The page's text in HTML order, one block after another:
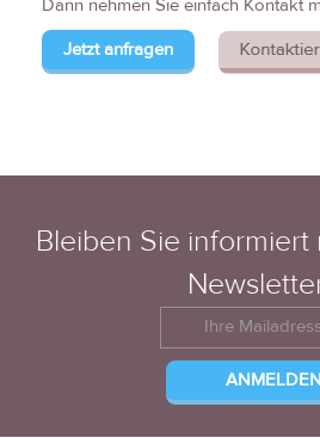
Dann nehmen Sie einfach Kontakt
Jetzt anfragen
Bleiben Sie informiert